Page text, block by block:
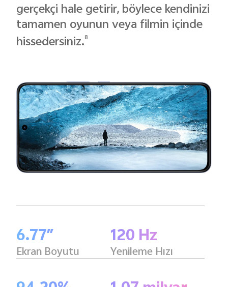
gerçekçi hale getirir, böylece kendinizi
tamamen oyunun veya filmin içinde
hissedersiniz.8
6.77″
Ekran Boyutu
120 Hz
Yenileme Hızı